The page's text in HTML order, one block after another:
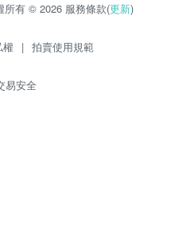
所有 © 2026 服務條款(更新)
權 | 拍賣使用規範
易安全